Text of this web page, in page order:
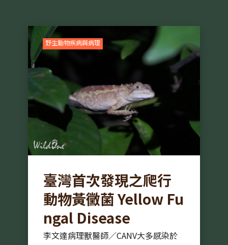
野生動物疾病與病理
臺灣首次發現之爬行
動物黃黴菌 Yellow Fu
ngal Disease
李文達病理獸醫師／CANV大多感染於